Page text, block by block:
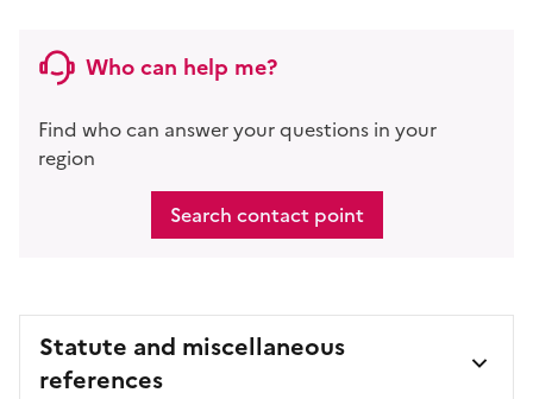
Who can help me?
Find who can answer your questions in your
region
Search contact point
Statute and miscellaneous
references